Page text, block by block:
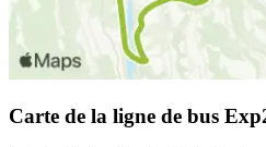
Carte de la ligne de bus